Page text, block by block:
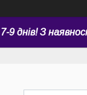
9 днів! З